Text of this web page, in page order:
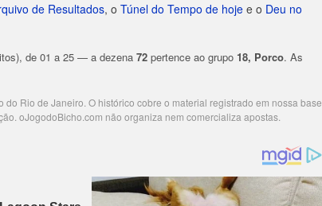
de Resultados, o Túnel do Tempo de hoje e o Deu no
de 01 a 25 — a dezena 72 pertence ao grupo 18, Porco. As
Rio de Janeiro. O histórico cobre o material registrado em nossa base
oJogodoBicho.com não organiza nem comercializa apostas.